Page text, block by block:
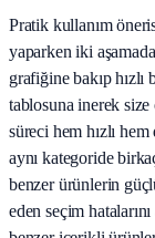
Pratik kullanım
yaparken iki
grafiğine bakıp
tablosuna inerek
süreci hem hızlı
aynı kategoride
benzer ürünlerin
eden seçim